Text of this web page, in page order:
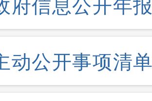
府信息公开年
动公开事项清